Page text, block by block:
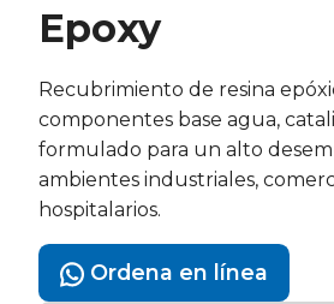
Epoxy
Recubrimiento de resina
componentes base agua,
formulado para un alto
ambientes industriales,
hospitalarios.
Ordena en línea